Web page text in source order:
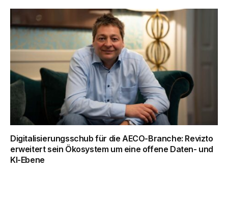
Digitalisierungsschub für die AECO-Branche: Revizto
erweitert sein Ökosystem um eine offene Daten- und
KI-Ebene